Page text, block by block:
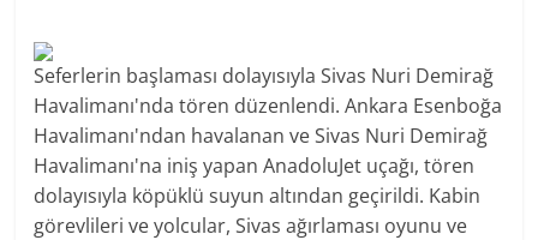
Seferlerin başlaması dolayısıyla Sivas Nuri Demirağ
Havalimanı'nda tören düzenlendi. Ankara Esenboğa
Havalimanı'ndan havalanan ve Sivas Nuri Demirağ
Havalimanı'na iniş yapan AnadoluJet uçağı, tören
dolayısıyla köpüklü suyun altından geçirildi. Kabin
görevlileri ve yolcular, Sivas ağırlaması oyunu ve